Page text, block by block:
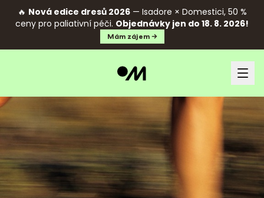
🔥 Nová edice dresů 2026— Isadore × Domestici, 50 %
ceny pro paliativní péči. Objednávky jen do 18. 8. 2026!
Mám zájem →